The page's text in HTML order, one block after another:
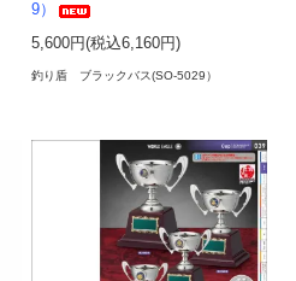
9）
5,600円(税込6,160円)
釣り盾 ブラックバス(SO-5029）